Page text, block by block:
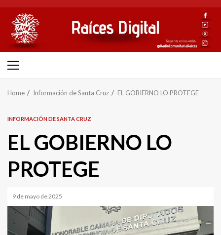
content
Primary
Home Información de Santa Cruz EL GOBIERNO LO PROTEGE
INFORMACIÓN DE SANTA CRUZ
EL GOBIERNO LO
PROTEGE
9 de mayo de 2025